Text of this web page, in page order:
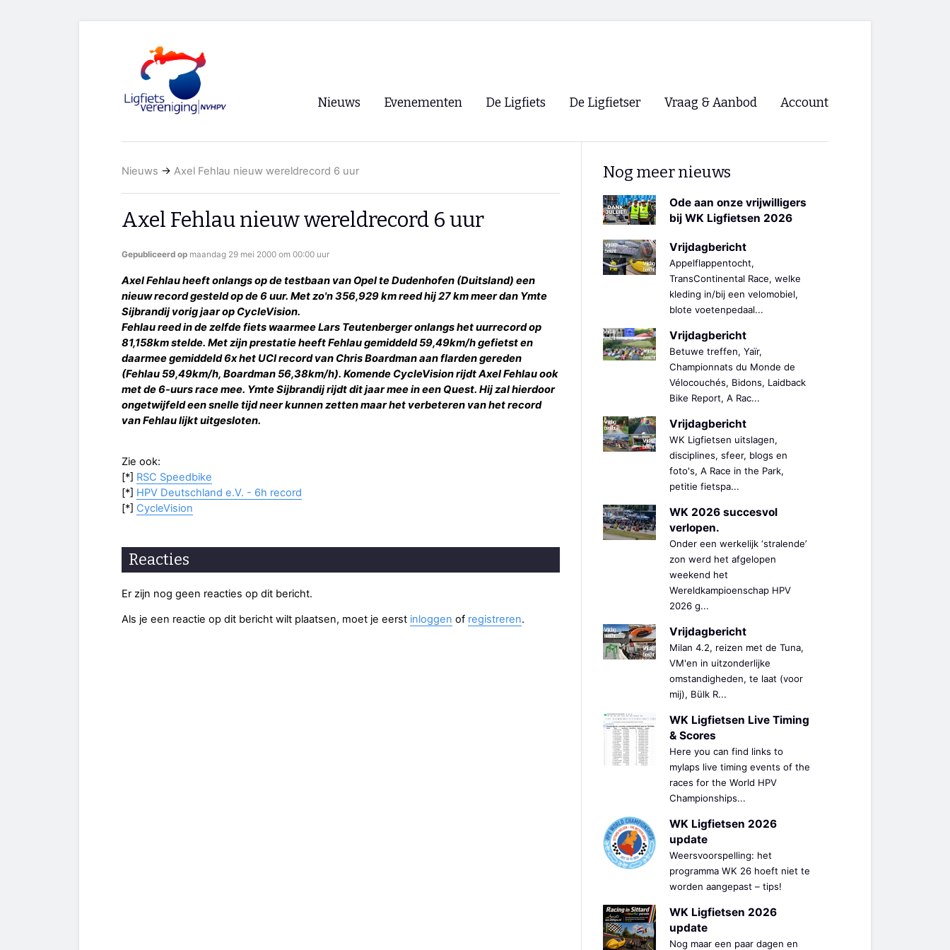
Nieuws Evenementen
WK Ligfietsen 2026
Oliebollentocht
De Ligfiets De Ligfietser
Ligfietsvereninging NVHPV
Lokale Fietsverenigingen
EHPVA & EuSupino 🡺
Vraag & Aanbod Account
Nieuws → Axel Fehlau nieuw wereldrecord 6 uur
Axel Fehlau nieuw wereldrecord 6 uur
Gepubliceerd op maandag 29 mei 2000 om 00:00 uur
Axel Fehlau heeft onlangs op de testbaan van Opel te Dudenhofen (Duitsland) een
nieuw record gesteld op de 6 uur. Met zo'n 356,929 km reed hij 27 km meer dan Ymte
Sijbrandij vorig jaar op CycleVision.
Fehlau reed in de zelfde fiets waarmee Lars Teutenberger onlangs het uurrecord op
81,158km stelde. Met zijn prestatie heeft Fehlau gemiddeld 59,49km/h gefietst en
daarmee gemiddeld 6x het UCI record van Chris Boardman aan flarden gereden
(Fehlau 59,49km/h, Boardman 56,38km/h). Komende CycleVision rijdt Axel Fehlau ook
met de 6-uurs race mee. Ymte Sijbrandij rijdt dit jaar mee in een Quest. Hij zal hierdoor
ongetwijfeld een snelle tijd neer kunnen zetten maar het verbeteren van het record
van Fehlau lijkt uitgesloten.
Zie ook:
[*] RSC Speedbike
[*] HPV Deutschland e.V. - 6h record
[*] CycleVision
Reacties
Er zijn nog geen reacties op dit bericht.
Als je een reactie op dit bericht wilt plaatsen, moet je eerst inloggen of registreren.
Nog meer nieuws
Ode aan onze vrijwilligers
bij WK Ligfietsen 2026
Vrijdagbericht
Appelflappentocht,
TransContinental Race, welke
kleding in/bij een velomobiel,
blote voetenpedaal...
Vrijdagbericht
Betuwe treffen, Yaïr,
Championnats du Monde de
Vélocouchés, Bidons, Laidback
Bike Report, A Rac...
Vrijdagbericht
WK Ligfietsen uitslagen,
disciplines, sfeer, blogs en
foto's, A Race in the Park,
petitie fietspa...
WK 2026 succesvol
verlopen.
Onder een werkelijk ‘stralende’
zon werd het afgelopen
weekend het
Wereldkampioenschap HPV
2026 g...
Vrijdagbericht
Milan 4.2, reizen met de Tuna,
VM'en in uitzonderlijke
omstandigheden, te laat (voor
mij), Bülk R...
WK Ligfietsen Live Timing
& Scores
Here you can find links to
mylaps live timing events of the
races for the World HPV
Championships...
WK Ligfietsen 2026
update
Weersvoorspelling: het
programma WK 26 hoeft niet te
worden aangepast – tips!
WK Ligfietsen 2026
update
Nog maar een paar dagen en